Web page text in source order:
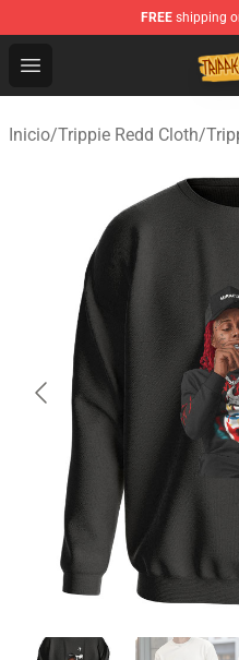
FREE shipping
Open menu
Trippie Redd Store -
Inicio/Trippie Redd Cloth/